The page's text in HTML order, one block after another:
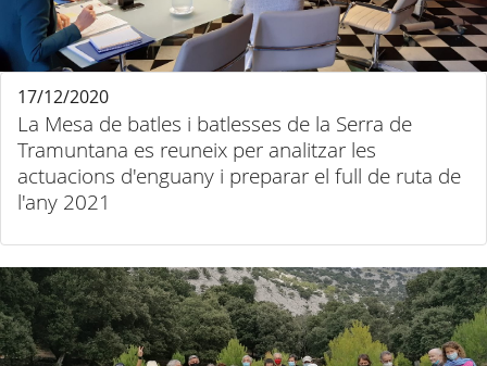
La Mesa de batles i batlesses de la Serra de
Tramuntana es reuneix per analitzar les
actuacions d'enguany i preparar el full de ruta de
l'any 2021
17/12/2020